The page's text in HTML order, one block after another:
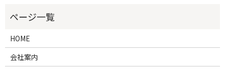
HOME
会社案内